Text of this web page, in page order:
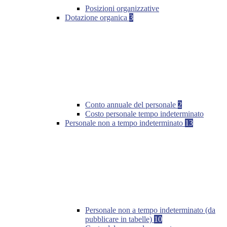
Posizioni organizzative
Dotazione organica 3
Conto annuale del personale 2
Costo personale tempo indeterminato
Personale non a tempo indeterminato 13
Personale non a tempo indeterminato (da
pubblicare in tabelle) 10